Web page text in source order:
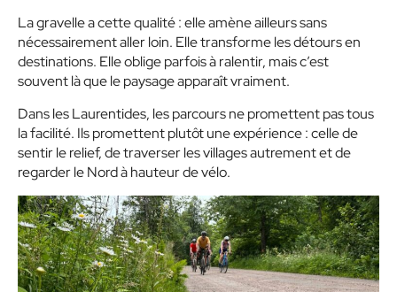
La gravelle a cette qualité : elle amène ailleurs sans
nécessairement aller loin. Elle transforme les détours en
destinations. Elle oblige parfois à ralentir, mais c’est
souvent là que le paysage apparaît vraiment.
Dans les Laurentides, les parcours ne promettent pas tous
la facilité. Ils promettent plutôt une expérience : celle de
sentir le relief, de traverser les villages autrement et de
regarder le Nord à hauteur de vélo.